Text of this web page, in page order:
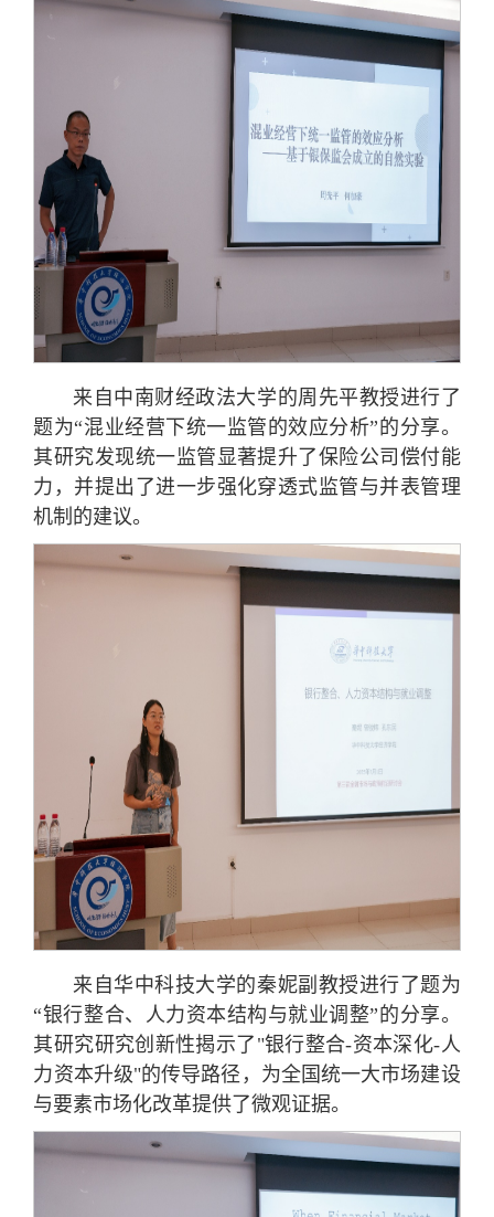
来自中南财经政法大学的周先平教授进行了
题为“混业经营下统一监管的效应分析”的分享。
其研究发现统一监管显著提升了保险公司偿付能
力，并提出了进一步强化穿透式监管与并表管理
机制的建议。
来自华中科技大学的秦妮副教授进行了题为
“银行整合、人力资本结构与就业调整”的分享。
其研究研究创新性揭示了"银行整合-资本深化-人
力资本升级"的传导路径，为全国统一大市场建设
与要素市场化改革提供了微观证据。